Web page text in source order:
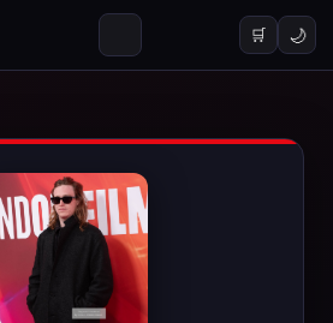
🛒 🌙